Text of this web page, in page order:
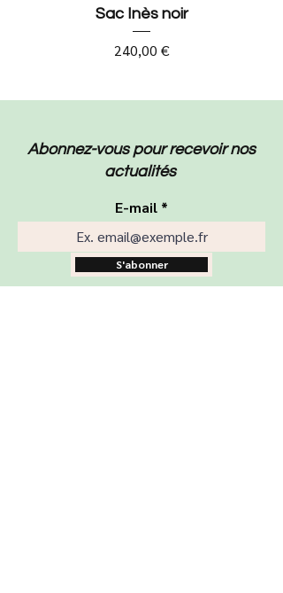
Sac Inès noir
Prix
240,00 €
Abonnez-vous pour recevoir nos
actualités
E-mail
S'abonner